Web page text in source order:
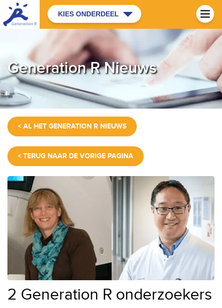
KIES ONDERDEEL
Generation R Nieuws
< AL HET GENERATION R NIEUWS
< TERUG NAAR DE VORIGE PAGINA
2 Generation R onderzoekers